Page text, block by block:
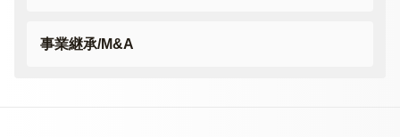
事業継承/M&A